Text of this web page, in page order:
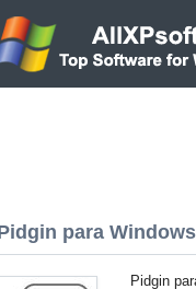
para
Pidgin